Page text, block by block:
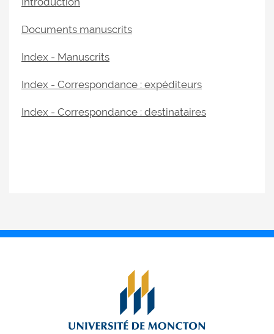
Documents manuscrits
Index - Manuscrits
Index - Correspondance : expéditeurs
Index - Correspondance : destinataires